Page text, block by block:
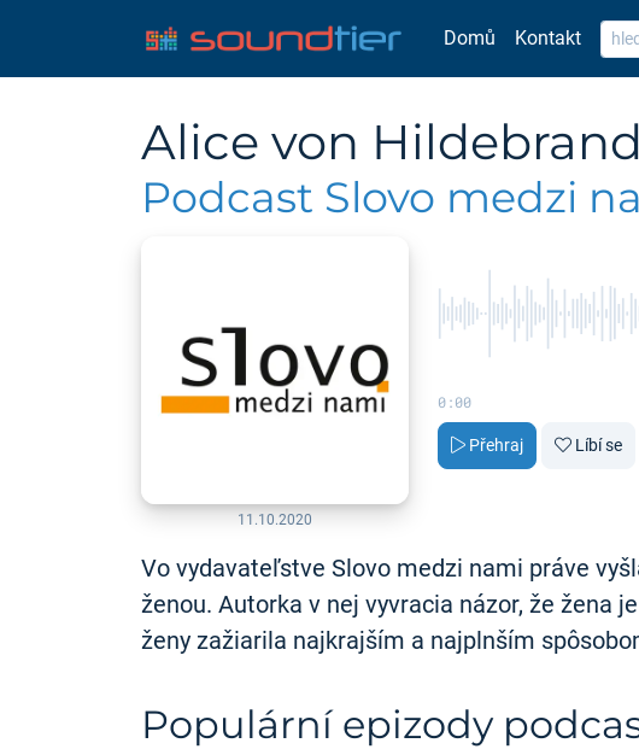
Domů Kontakt
Alice von
Podcast Slovo medzi
11.10.2020
0:00
Přehraj Líbí se
Vo vydavateľstve Slovo medzi nami práve
ženou. Autorka v nej vyvracia názor, že žena
ženy zažiarila najkrajším a najplnším
Populární epizody